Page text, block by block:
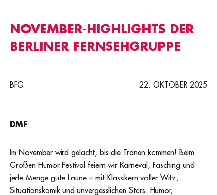
NOVEMBER-HIGHLIGHTS DER
BERLINER FERNSEHGRUPPE
BFG 22. OKTOBER 2025
DMF:
Im November wird gelacht, bis die Tränen kommen! Beim
Großen Humor Festival feiern wir Karneval, Fasching und
jede Menge gute Laune – mit Klassikern voller Witz,
Situationskomik und unvergesslichen Stars. Humor,